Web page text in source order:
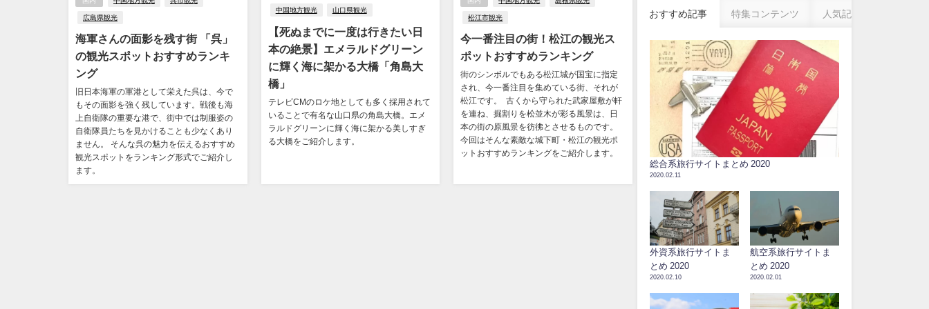
広島県観光
海軍さんの面影を残す街 「呉」
の観光スポットおすすめランキ
ング
旧日本海軍の軍港として栄えた呉は、今で
もその面影を強く残しています。戦後も海
上自衛隊の重要な港で、街中では制服姿の
自衛隊員たちを見かけることも少なくあり
ません。 そんな呉の魅力を伝えるおすすめ
観光スポットをランキング形式でご紹介し
ます。
中国地方観光 山口県観光
【死ぬまでに一度は行きたい日
本の絶景】エメラルドグリーン
に輝く海に架かる大橋「角島大
橋」
テレビCMのロケ地としても多く採用されて
いることで有名な山口県の角島大橋。エメ
ラルドグリーンに輝く海に架かる美しすぎ
る大橋をご紹介します。
松江市観光
今一番注目の街！松江の観光ス
ポットおすすめランキング
街のシンボルでもある松江城が国宝に指定
され、今一番注目を集めている街、それが
松江です。 古くから守られた武家屋敷が軒
を連ね、掘割りを松並木が彩る風景は、日
本の街の原風景を彷彿とさせるものです。
今回はそんな素敵な城下町・松江の観光ポ
ットおすすめランキングをご紹介します。
おすすめ記事 特集コンテンツ 人気記事
総合系旅行サイトまとめ 2020
2020.02.11
外資系旅行サイトま
とめ 2020
2020.02.10
航空系旅行サイトま
とめ 2020
2020.02.01